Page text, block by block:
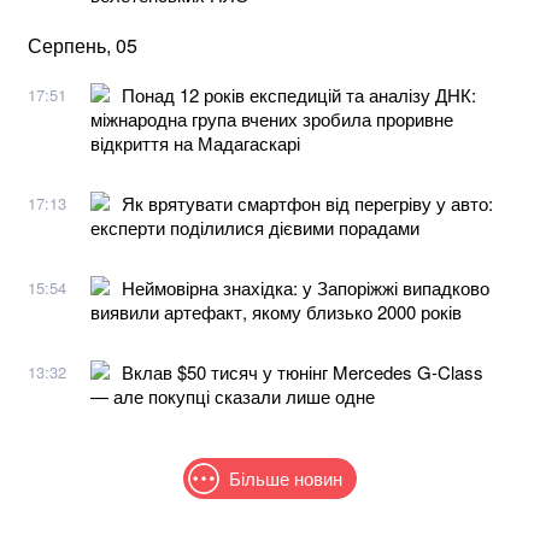
Серпень, 05
17:51
Понад 12 років експедицій та аналізу ДНК:
міжнародна група вчених зробила проривне
відкриття на Мадагаскарі
17:13
Як врятувати смартфон від перегріву у авто:
експерти поділилися дієвими порадами
15:54
Неймовірна знахідка: у Запоріжжі випадково
виявили артефакт, якому близько 2000 років
13:32
Вклав $50 тисяч у тюнінг Mercedes G-Class
— але покупці сказали лише одне
Більше новин